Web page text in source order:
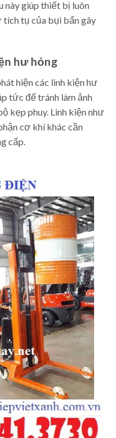
này giúp thiết bị luôn
tích tụ của bụi bẩn gây
hư hỏng
hiện các linh kiện hư
tức để tránh làm ảnh
kẹp phuy. Linh kiện như
cơ khí khác cần
cấp.